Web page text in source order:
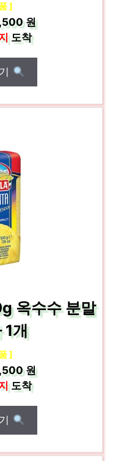
]
원
도착
옥수수 분말
1개
]
원
도착